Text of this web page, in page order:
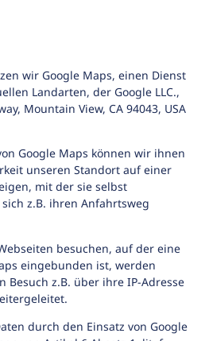
wir Google Maps, einen Dienst
Landarten, der Google LLC.,
Mountain View, CA 94043, USA
Google Maps können wir ihnen
unseren Standort auf einer
mit der sie selbst
z.B. ihren Anfahrtsweg
besuchen, auf der eine
eingebunden ist, werden
z.B. über ihre IP-Adresse
durch den Einsatz von Google